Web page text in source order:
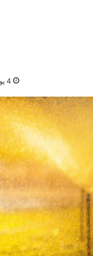
4 يونيو، 2025